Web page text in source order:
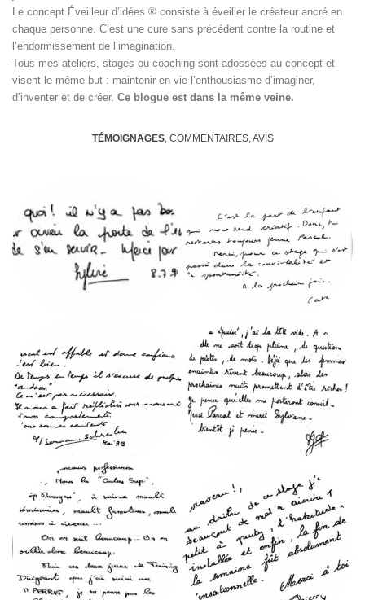
Le concept Éveilleur d’idées ® consiste à éveiller le créateur ancré en
chaque personne. C’est une cure sans précédent contre la routine et
l’endormissement de l’imagination.
Tous mes ateliers, stages ou coaching sont adossées au concept et
visent le même but : maintenir en vie l’enthousiasme d’imaginer,
d’inventer et de créer. Ce blogue est dans la même veine.
TÉMOIGNAGES, COMMENTAIRES, AVIS